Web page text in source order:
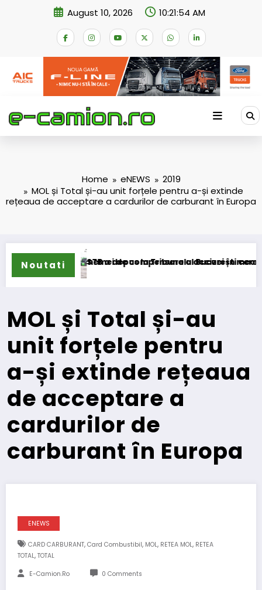
August 10, 2026 10:21:55 AM
Home eNEWS
2019
MOL și Total și-au unit forțele pentru a-și extinde
rețeaua de acceptare a cardurilor de carburant în Europa
Noutati
de compensare a accizei în mecanism permanent
a depus la Tribunalul București cererea deschiderii DKV
MOL și Total și-au
unit forțele pentru
a-și extinde rețeaua
de acceptare a
cardurilor de
carburant în Europa
ENEWS
CARD CARBURANT, Card Combustibil, MOL, RETEA MOL, RETEA
TOTAL, TOTAL
E-Camion.ro 0 Comments